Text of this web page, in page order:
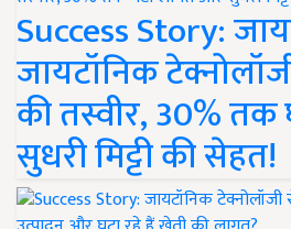
Success Story:
जायटॉनिक
की तस्वीर, 30%
सुधरी मिट्टी की सेहत!